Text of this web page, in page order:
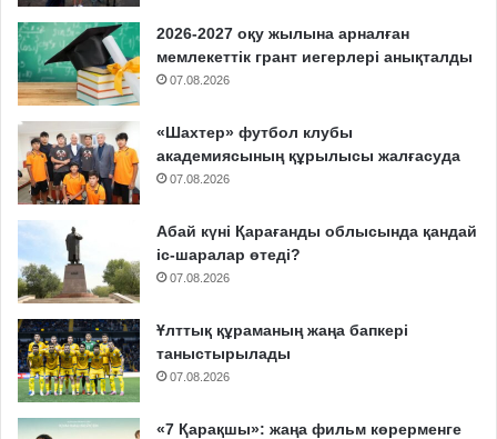
2026-2027 оқу жылына арналған
мемлекеттік грант иегерлері анықталды
07.08.2026
«Шахтер» футбол клубы
академиясының құрылысы жалғасуда
07.08.2026
Абай күні Қарағанды облысында қандай
іс-шаралар өтеді?
07.08.2026
Ұлттық құраманың жаңа бапкері
таныстырылады
07.08.2026
«7 Қарақшы»: жаңа фильм көрерменге